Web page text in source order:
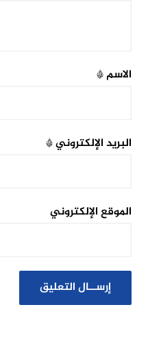
الاسم*
البريد الإلكتروني*
الموقع الإلكتروني